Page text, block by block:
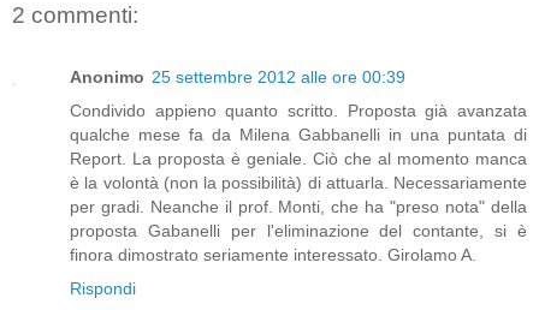
2 commenti:
Anonimo 25 settembre 2012 alle ore 00:39
Condivido appieno quanto scritto. Proposta già avanzata
qualche mese fa da Milena Gabbanelli in una puntata di
Report. La proposta è geniale. Ciò che al momento manca
è la volontà (non la possibilità) di attuarla. Necessariamente
per gradi. Neanche il prof. Monti, che ha "preso nota" della
proposta Gabanelli per l'eliminazione del contante, si è
finora dimostrato seriamente interessato. Girolamo A.
Rispondi